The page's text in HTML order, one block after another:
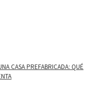
CASA PREFABRICADA: QUÉ